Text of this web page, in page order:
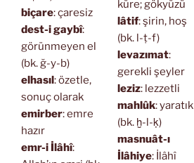
biçare: çaresiz
dest-i gaybî:
görünmeyen el
(bk. ğ-y-b)
elhasıl : özetle,
sonuç olarak
emirber: emre
hazır
emr-i İlâhî:
küre; gökyüzü
lâtif: şirin, hoş
(bk. l-ṭ-f)
levazımat:
gerekli şeyler
leziz: lezzetli
mahlûk: yaratık
(bk. ḫ-l-ḳ)
masnuât-ı
İlâhiye: İlâhî